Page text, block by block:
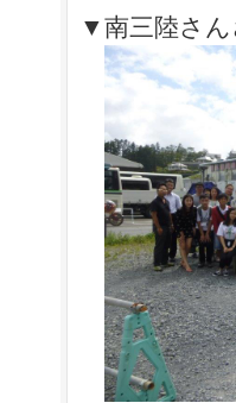
▼南三陸さ